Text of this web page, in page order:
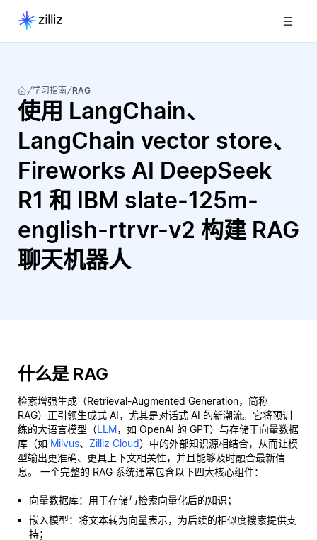
学习指南 RAG
使用 LangChain、
LangChain vector store、
Fireworks AI DeepSeek
R1 和 IBM slate-125m-
english-rtrvr-v2 构建 RAG
聊天机器人
什么是 RAG
检索增强生成（Retrieval-Augmented Generation，简称
RAG）正引领生成式 AI，尤其是对话式 AI 的新潮流。它将预训
练的大语言模型（LLM，如 OpenAI 的 GPT）与存储于向量数据
库（如 Milvus、 Zilliz Cloud）中的外部知识源相结合，从而让模
型输出更准确、更具上下文相关性，并且能够及时融合最新信
息。 一个完整的 RAG 系统通常包含以下四大核心组件：
向量数据库：用于存储与检索向量化后的知识；
嵌入模型：将文本转为向量表示，为后续的相似度搜索提供支
持；